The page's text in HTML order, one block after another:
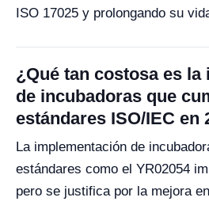
ISO 17025 y prolongando su
¿Qué tan costosa es
de incubadoras que
estándares ISO/IEC en
La implementación de
estándares como el YR02054
pero se justifica por la mejora